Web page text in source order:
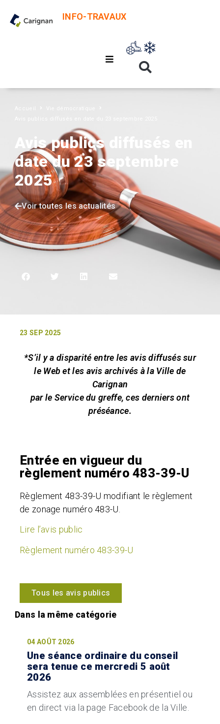
INFO-TRAVAUX
Avis publics diffusés en
date du 23 septembre
2025
Voir toutes les actualités
23 SEP 2025
*S’il y a disparité entre les avis diffusés sur
le Web et les avis archivés à la Ville de
Carignan
par le Service du greffe, ces derniers ont
préséance.
Entrée en vigueur du
règlement numéro 483-39-U
Règlement 483-39-U modifiant le règlement
de zonage numéro 483-U.
Lire l’avis public
Règlement numéro 483-39-U
Tous les avis publics
04 AOÛT 2026
Une séance ordinaire du conseil
sera tenue ce mercredi 5 août
2026
Assistez aux assemblées en présentiel ou
en direct via la page Facebook de la Ville.